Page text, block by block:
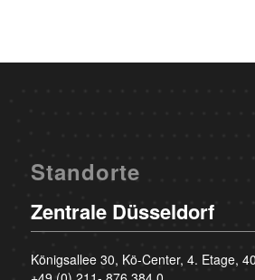
Standorte
Zentrale Düsseldorf
Königsallee 30, Kö-Center, 4. Etage,